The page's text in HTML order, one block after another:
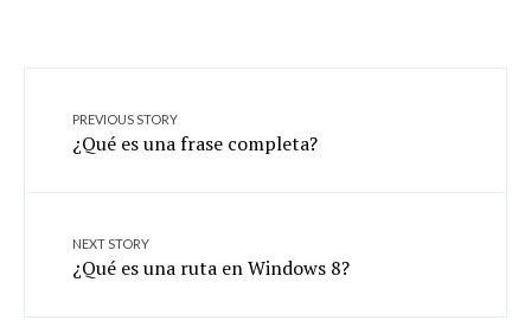
PREVIOUS STORY
¿Qué es una frase completa?
NEXT STORY
¿Qué es una ruta en Windows 8?